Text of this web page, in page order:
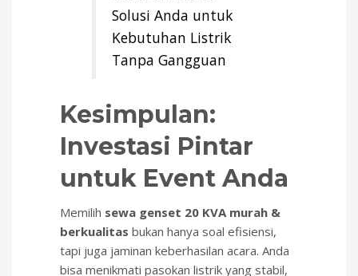
Solusi Anda untuk
Kebutuhan Listrik
Tanpa Gangguan
Kesimpulan:
Investasi Pintar
untuk Event Anda
Memilih sewa genset 20 KVA murah &
berkualitas bukan hanya soal efisiensi,
tapi juga jaminan keberhasilan acara. Anda
bisa menikmati pasokan listrik yang stabil,